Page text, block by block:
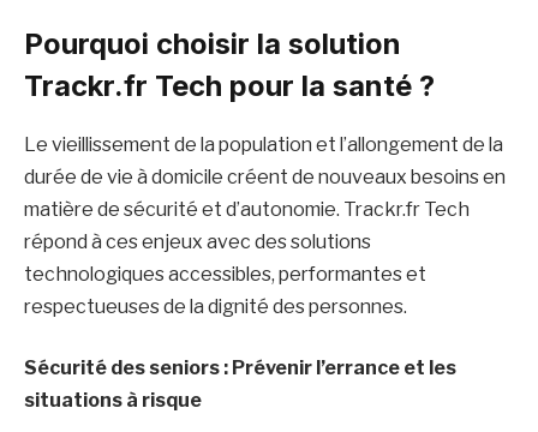
Pourquoi choisir la solution
Trackr.fr Tech pour la santé ?
Le vieillissement de la population et l’allongement de la
durée de vie à domicile créent de nouveaux besoins en
matière de sécurité et d’autonomie. Trackr.fr Tech
répond à ces enjeux avec des solutions
technologiques accessibles, performantes et
respectueuses de la dignité des personnes.
Sécurité des seniors : Prévenir l’errance et les
situations à risque